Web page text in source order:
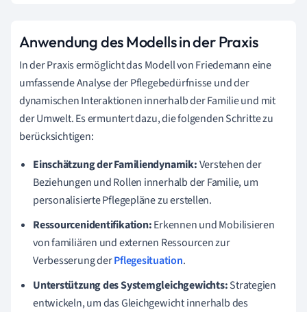
Anwendung des Modells in der Praxis
In der Praxis ermöglicht das Modell von Friedemann eine
umfassende Analyse der Pflegebedürfnisse und der
dynamischen Interaktionen innerhalb der Familie und mit
der Umwelt. Es ermuntert dazu, die folgenden Schritte zu
berücksichtigen:
Einschätzung der Familiendynamik:Verstehen der
Beziehungen und Rollen innerhalb der Familie, um
personalisierte Pflegepläne zu erstellen.
Ressourcenidentifikation:Erkennen und Mobilisieren
von familiären und externen Ressourcen zur
Verbesserung derPflegesituation.
Unterstützung des Systemgleichgewichts:Strategien
entwickeln, um das Gleichgewicht innerhalb des